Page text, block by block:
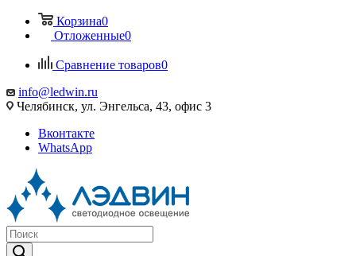
Корзина0
Отложенные0
Сравнение товаров0
info@ledwin.ru
Челябинск, ул. Энгельса, 43, офис 3
Вконтакте
WhatsApp